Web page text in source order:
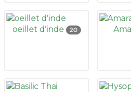
oeillet d'inde 20